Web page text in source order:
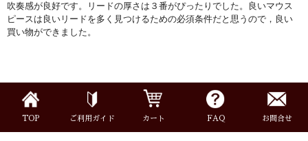
吹奏感が良好です。リードの厚さは３番がぴったりでした。良いマウス
ピースは良いリードを多く見つけるための必須条件だと思うので，良い
買い物ができました。
TOP ご利用ガイド カート FAQ お問合せ
音楽ギフト・雑貨
書籍・CD
音楽教本